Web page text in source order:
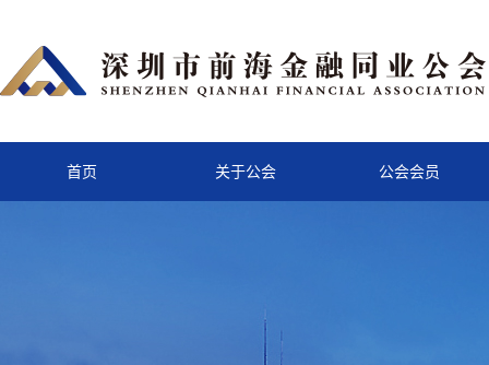
首页 关于公会 公会会员